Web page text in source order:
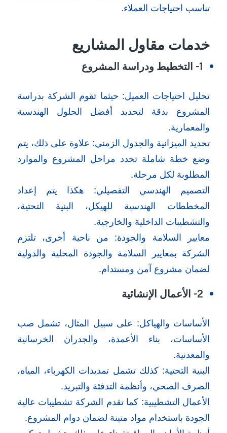
تناسب احتياجات العملاء.
خدمات مقاول المشاريع
1- التخطيط ودراسة المشروع
تحليل احتياجات العميل: حيثما تقوم الشركة بدراسة
المشروع بدقة لتحديد أفضل الحلول الهندسية
والمعمارية.
تحديد الميزانية والجدول الزمني: علاوة على ذلك، يتم
وضع خطة شاملة تحدد مراحل المشروع والموارد
المطلوبة لكل مرحلة.
التصميم الهندسي التفصيلي: هكذا يتم إعداد
المخططات الهندسية للهيكل، البنية التحتية،
والتشطيبات الداخلية والخارجية.
معايير السلامة والجودة: من ناحية أخرى، تلتزم
الشركة بمعايير السلامة والجودة المحلية والدولية
لضمان مشروع آمن ومستدام.
2- الأعمال الإنشائية
الأساسات والهياكل: على سبيل المثال، تشمل صب
الأساسات، بناء الأعمدة، والجدران الخرسانية
والمعدنية.
البنية التحتية: كذلك تشمل تمديدات الكهرباء، المياه،
الصرف الصحي، وأنظمة التدفئة والتبريد.
الأعمال التشطيبية: كما تقدم الشركة تشطيبات عالية
الجودة باستخدام مواد متينة لضمان دوام المشروع.